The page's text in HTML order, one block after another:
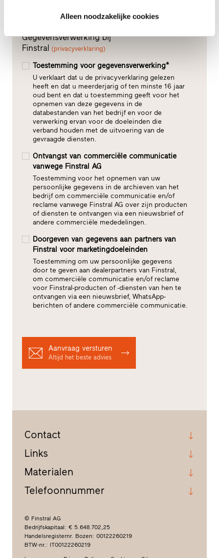
Alleen noodzakelijke cookies
Gegevensverwerking bij
Finstral (privacyverklaring)
Toestemming voor gegevensverwerking*
U verklaart dat u de privacyverklaring gelezen
heeft en dat u meerderjarig of ten minste 16 jaar
oud bent en dat u toestemming geeft voor het
opnemen van deze gegevens in de
databestanden van het bedrijf en voor de
verwerking ervan voor de doeleinden die
verband houden met de uitvoering van de
gevraagde diensten.
Ontvangst van commerciële communicatie
vanwege Finstral AG
Toestemming voor het opnemen van uw
persoonlijke gegevens in de archieven van het
bedrijf om commerciële communicatie en/of
reclame vanwege Finstral AG over zijn producten
of diensten te ontvangen via een nieuwsbrief of
andere commerciële mededelingen.
Doorgeven van gegevens aan partners van
Finstral voor marketingdoeleinden
Toestemming om uw persoonlijke gegevens
door te geven aan dealerpartners van Finstral,
om commerciële communicatie en/of reclame
voor Finstral-producten of -diensten van hen te
ontvangen via een nieuwsbrief, WhatsApp-
berichten of andere commerciële communicatie.
Aanvraag versturen
Altijd het beste advies
Contact
Links
Materialen
Telefoonnummer
© Finstral AG
Bedrijfskapitaal: € 5.648.702,25
Handelsregisternr. Bozen: 00122260219
BTW-nr.: IT00122260219